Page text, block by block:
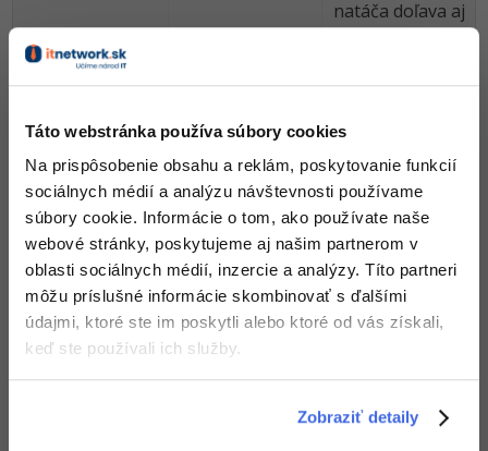
Táto webstránka používa súbory cookies
Na prispôsobenie obsahu a reklám, poskytovanie funkcií
sociálnych médií a analýzu návštevnosti používame
súbory cookie. Informácie o tom, ako používate naše
webové stránky, poskytujeme aj našim partnerom v
oblasti sociálnych médií, inzercie a analýzy. Títo partneri
môžu príslušné informácie skombinovať s ďalšími
údajmi, ktoré ste im poskytli alebo ktoré od vás získali,
keď ste používali ich služby.
Zobraziť detaily
natáča doľava aj
pri pohybe
iné zbrane,
samopal, alebo
štíty.
Hra je zaujímavá
faktom, že
hlavný charakter
sedí na stíhačke
a strieľa z
pušky:) Pekný
terén s